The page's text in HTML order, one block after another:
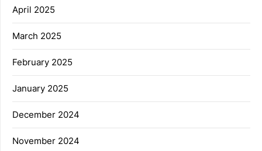
April 2025
March 2025
February 2025
January 2025
December 2024
November 2024